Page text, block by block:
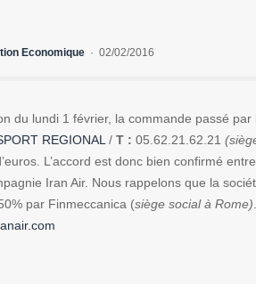
Economique 02/02/2016
du lundi 1 février, la commande passé
REGIONAL/ T : 05.62.21.62.21
L’accord est donc bien confirmé
Iran Air. Nous rappelons que la
par Finmeccanica (siège social à Rome).